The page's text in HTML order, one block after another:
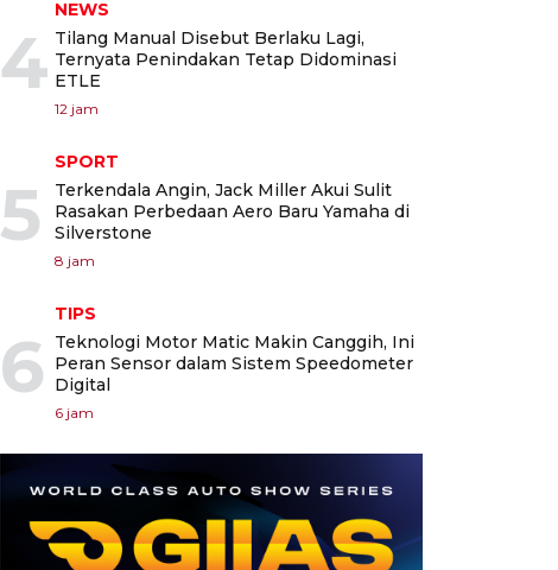
4
NEWS
Tilang Manual Disebut Berlaku Lagi,
Ternyata Penindakan Tetap Didominasi
ETLE
12 jam
5
SPORT
Terkendala Angin, Jack Miller Akui Sulit
Rasakan Perbedaan Aero Baru Yamaha di
Silverstone
8 jam
6
TIPS
Teknologi Motor Matic Makin Canggih, Ini
Peran Sensor dalam Sistem Speedometer
Digital
6 jam